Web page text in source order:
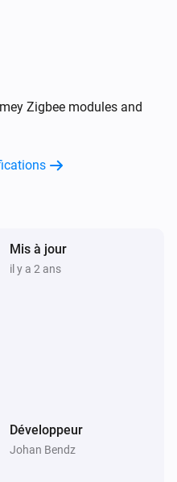
Zigbee modules and
Mis à jour
il y a 2 ans
Développeur
Johan Bendz